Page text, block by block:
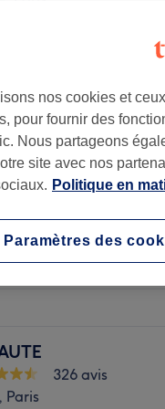
à partir de
326 avis
Paris
nos cookies et
pour fournir des
Nous partageons
site avec nos
Politique en
Paramètres des